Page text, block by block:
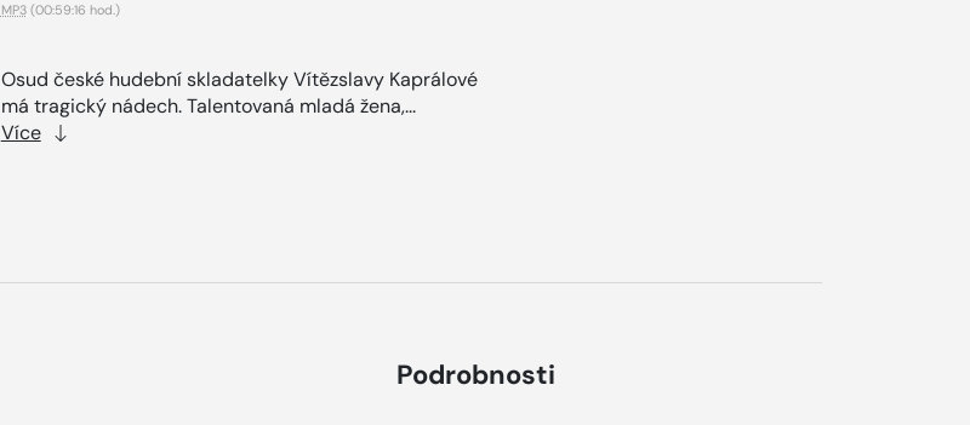
MP3(00:59:16 hod.)
Osud české hudební skladatelky Vítězslavy Kaprálové
má tragický nádech. Talentovaná mladá žena,...
Více
Podrobnosti